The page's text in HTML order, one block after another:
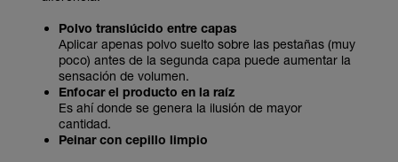
Polvo translúcido entre capas
Aplicar apenas polvo suelto sobre las pestañas (muy
poco) antes de la segunda capa puede aumentar la
sensación de volumen.
Enfocar el producto en la raíz
Es ahí donde se genera la ilusión de mayor
cantidad.
Peinar con cepillo limpio